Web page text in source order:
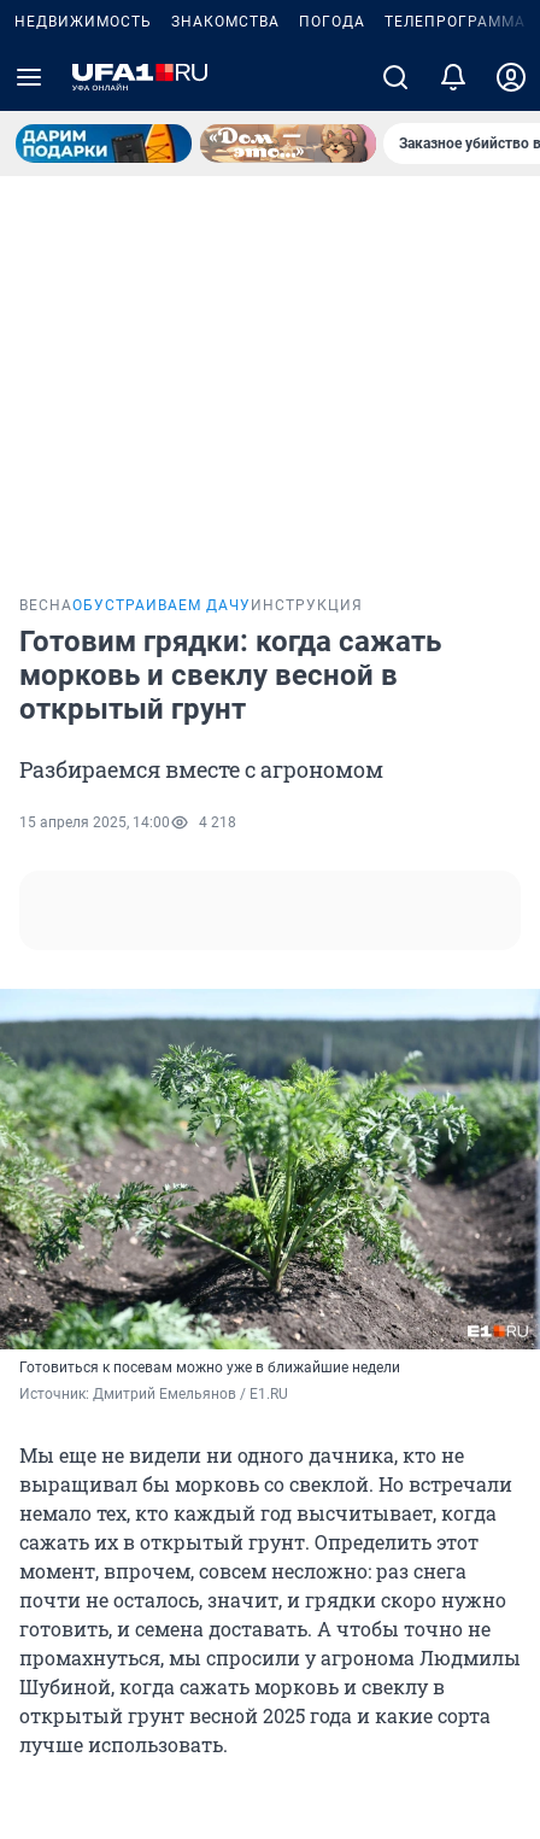
НЕДВИЖИМОСТЬ ЗНАКОМСТВА ПОГОДА ТЕЛЕПРОГРАММА
Заказное убийство
ВЕСНАОБУСТРАИВАЕМ ДАЧУ ИНСТРУКЦИЯ
Готовим грядки: когда сажать
морковь и свеклу весной в
открытый грунт
Разбираемся вместе с агрономом
15 апреля 2025, 14:00 4 218
Готовиться к посевам можно уже в ближайшие недели
Источник: Дмитрий Емельянов / E1.RU
Мы еще не видели ни одного дачника, кто не
выращивал бы морковь со свеклой. Но встречали
немало тех, кто каждый год высчитывает, когда
сажать их в открытый грунт. Определить этот
момент, впрочем, совсем несложно: раз снега
почти не осталось, значит, и грядки скоро нужно
готовить, и семена доставать. А чтобы точно не
промахнуться, мы спросили у агронома Людмилы
Шубиной, когда сажать морковь и свеклу в
открытый грунт весной 2025 года и какие сорта
лучше использовать.